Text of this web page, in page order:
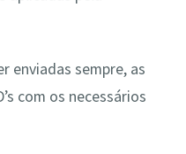
enviadas sempre, as
com os necessários